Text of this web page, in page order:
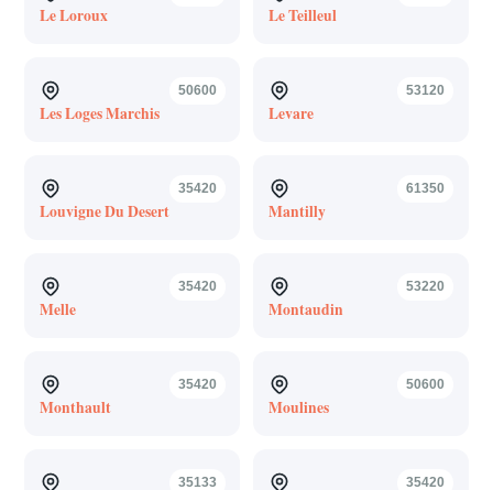
Le Loroux Le Teilleul
50600
Les Loges Marchis
53120
Levare
35420
Louvigne Du Desert
61350
Mantilly
35420
Melle
53220
Montaudin
35420
Monthault
50600
Moulines
35133 35420